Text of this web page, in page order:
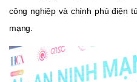
công nghiệp và chính phủ điện
mạng.